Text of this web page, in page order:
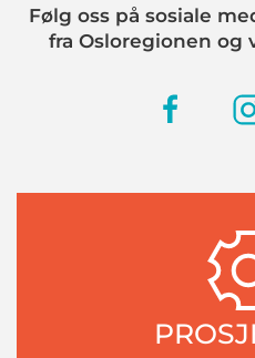
Følg oss på sosiale
fra Osloregionen og